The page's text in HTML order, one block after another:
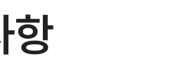
항